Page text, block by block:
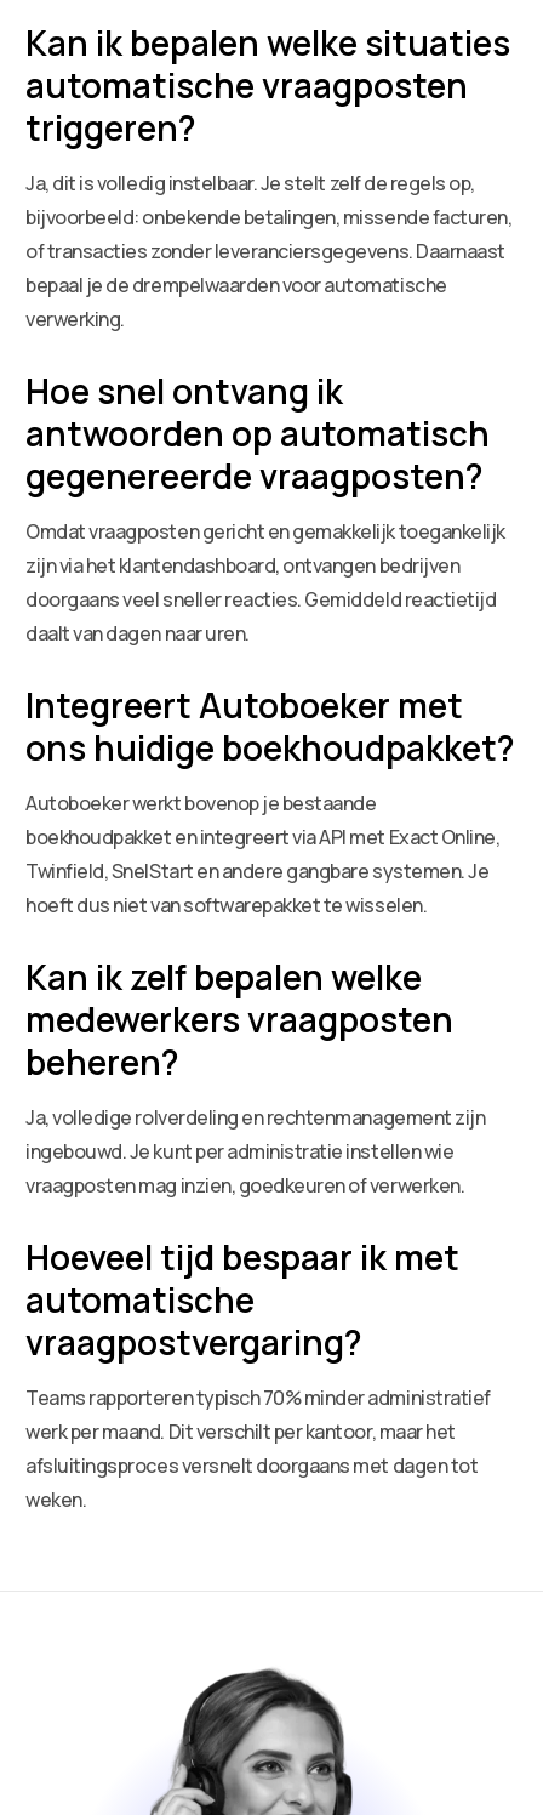
Kan ik bepalen welke situaties
automatische vraagposten
triggeren?
Ja, dit is volledig instelbaar. Je stelt zelf de regels op,
bijvoorbeeld: onbekende betalingen, missende facturen,
of transacties zonder leveranciersgegevens. Daarnaast
bepaal je de drempelwaarden voor automatische
verwerking.
Hoe snel ontvang ik
antwoorden op automatisch
gegenereerde vraagposten?
Omdat vraagposten gericht en gemakkelijk toegankelijk
zijn via het klantendashboard, ontvangen bedrijven
doorgaans veel sneller reacties. Gemiddeld reactietijd
daalt van dagen naar uren.
Integreert Autoboeker met
ons huidige boekhoudpakket?
Autoboeker werkt bovenop je bestaande
boekhoudpakket en integreert via API met Exact Online,
Twinfield, SnelStart en andere gangbare systemen. Je
hoeft dus niet van softwarepakket te wisselen.
Kan ik zelf bepalen welke
medewerkers vraagposten
beheren?
Ja, volledige rolverdeling en rechtenmanagement zijn
ingebouwd. Je kunt per administratie instellen wie
vraagposten mag inzien, goedkeuren of verwerken.
Hoeveel tijd bespaar ik met
automatische
vraagpostvergaring?
Teams rapporteren typisch 70% minder administratief
werk per maand. Dit verschilt per kantoor, maar het
afsluitingsproces versnelt doorgaans met dagen tot
weken.